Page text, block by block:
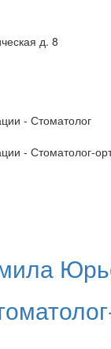
д. 8
- Стоматолог
- Стоматолог-